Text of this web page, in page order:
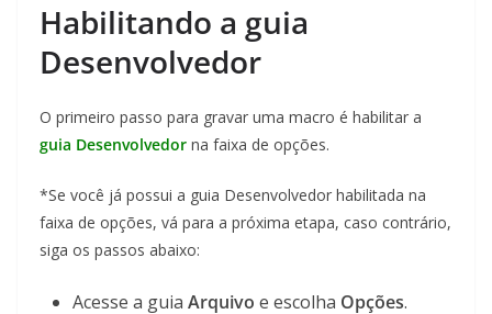
Habilitando a guia
Desenvolvedor
O primeiro passo para gravar uma macro é habilitar a
guia Desenvolvedor na faixa de opções.
*Se você já possui a guia Desenvolvedor habilitada na
faixa de opções, vá para a próxima etapa, caso contrário,
siga os passos abaixo:
Acesse a guia Arquivo e escolha Opções.